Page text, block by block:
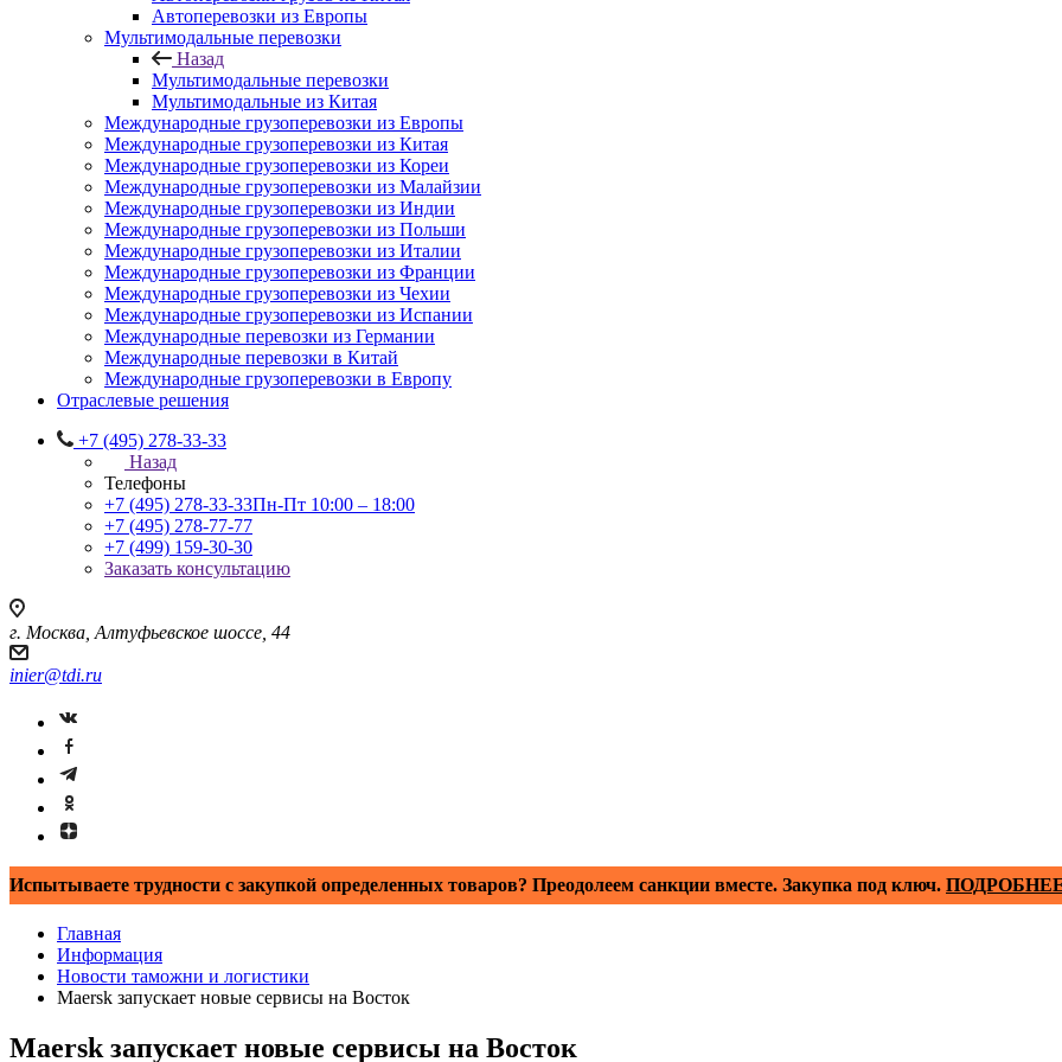
Автоперевозки из Европы
Мультимодальные перевозки
Назад
Мультимодальные перевозки
Мультимодальные из Китая
Международные грузоперевозки из Европы
Международные грузоперевозки из Китая
Международные грузоперевозки из Кореи
Международные грузоперевозки из Малайзии
Международные грузоперевозки из Индии
Международные грузоперевозки из Польши
Международные грузоперевозки из Италии
Международные грузоперевозки из Франции
Международные грузоперевозки из Чехии
Международные грузоперевозки из Испании
Международные перевозки из Германии
Международные перевозки в Китай
Международные грузоперевозки в Европу
Отраслевые решения
+7 (495) 278-33-33
Назад
Телефоны
+7 (495) 278-33-33Пн-Пт 10:00 – 18:00
+7 (495) 278-77-77
+7 (499) 159-30-30
Заказать консультацию
г. Москва, Алтуфьевское шоссе, 44
inier@tdi.ru
Испытываете трудности с закупкой определенных товаров? Преодолеем санкции вместе. Закупка под ключ.
Главная
Информация
Новости таможни и логистики
Maersk запускает новые сервисы на Восток
Maersk запускает новые сервисы на Восток